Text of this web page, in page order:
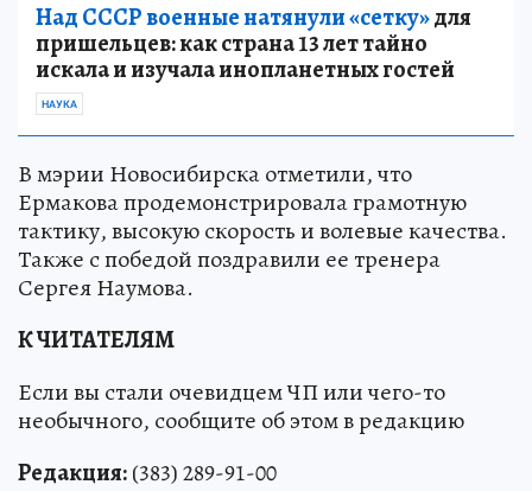
Над СССР военные натянули «сетку»для
пришельцев: как страна 13 лет тайно
искала и изучала инопланетных гостей
НАУКА
В мэрии Новосибирска отметили, что
Ермакова продемонстрировала грамотную
тактику, высокую скорость и волевые качества.
Также с победой поздравили ее тренера
Сергея Наумова.
К ЧИТАТЕЛЯМ
Если вы стали очевидцем ЧП или чего-то
необычного, сообщите об этом в редакцию
Редакция:(383) 289-91-00